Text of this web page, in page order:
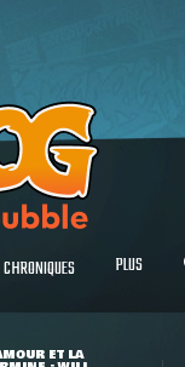
CHRONIQUES PLUS
ET LA